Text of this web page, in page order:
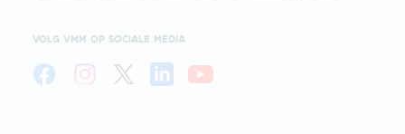
VOLG VMM OP SOCIALE MEDIA